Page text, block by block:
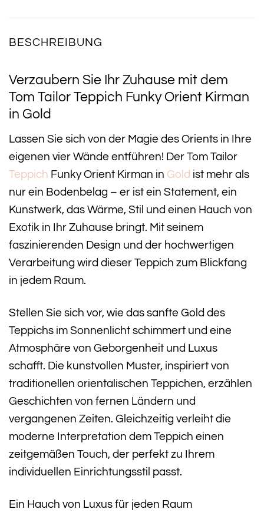
BESCHREIBUNG
Verzaubern Sie Ihr Zuhause mit dem
Tom Tailor Teppich Funky Orient Kirman
in Gold
Lassen Sie sich von der Magie des Orients in Ihre
eigenen vier Wände entführen! Der Tom Tailor
Teppich Funky Orient Kirman in Gold ist mehr als
nur ein Bodenbelag – er ist ein Statement, ein
Kunstwerk, das Wärme, Stil und einen Hauch von
Exotik in Ihr Zuhause bringt. Mit seinem
faszinierenden Design und der hochwertigen
Verarbeitung wird dieser Teppich zum Blickfang
in jedem Raum.
Stellen Sie sich vor, wie das sanfte Gold des
Teppichs im Sonnenlicht schimmert und eine
Atmosphäre von Geborgenheit und Luxus
schafft. Die kunstvollen Muster, inspiriert von
traditionellen orientalischen Teppichen, erzählen
Geschichten von fernen Ländern und
vergangenen Zeiten. Gleichzeitig verleiht die
moderne Interpretation dem Teppich einen
zeitgemäßen Touch, der perfekt zu Ihrem
individuellen Einrichtungsstil passt.
Ein Hauch von Luxus für jeden Raum